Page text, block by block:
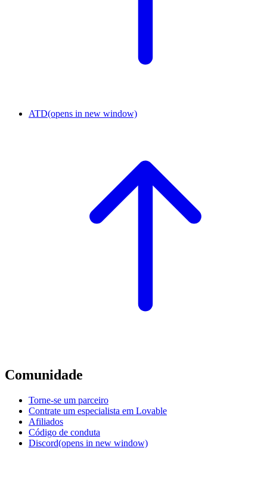
ATD(opens in new window)
Comunidade
Torne-se um parceiro
Contrate um especialista em Lovable
Afiliados
Código de conduta
Discord(opens in new window)